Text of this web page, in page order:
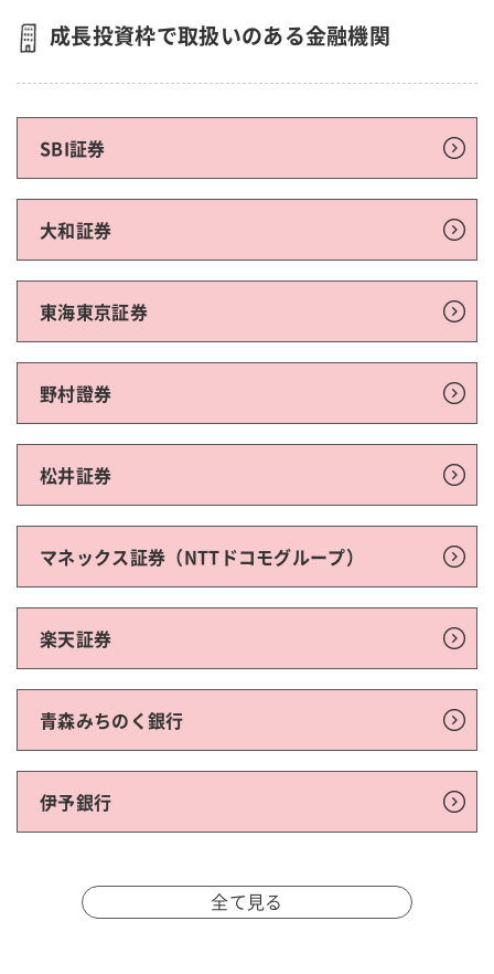
成長投資枠で取扱いのある金融機関
SBI証券
大和証券
東海東京証券
野村證券
松井証券
マネックス証券（NTTドコモグループ）
楽天証券
青森みちのく銀行
伊予銀行
全て見る